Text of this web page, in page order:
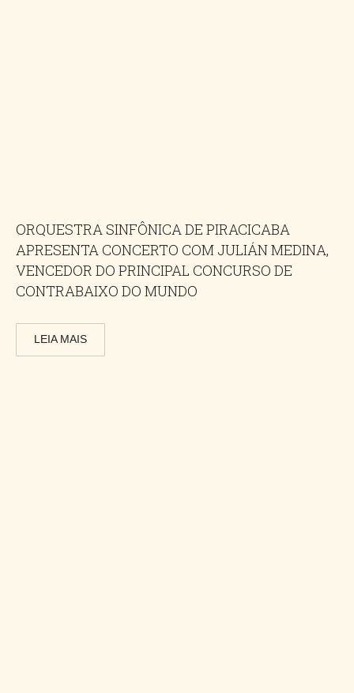
ORQUESTRA SINFÔNICA DE PIRACICABA
APRESENTA CONCERTO COM JULIÁN MEDINA,
VENCEDOR DO PRINCIPAL CONCURSO DE
CONTRABAIXO DO MUNDO
LEIA MAIS